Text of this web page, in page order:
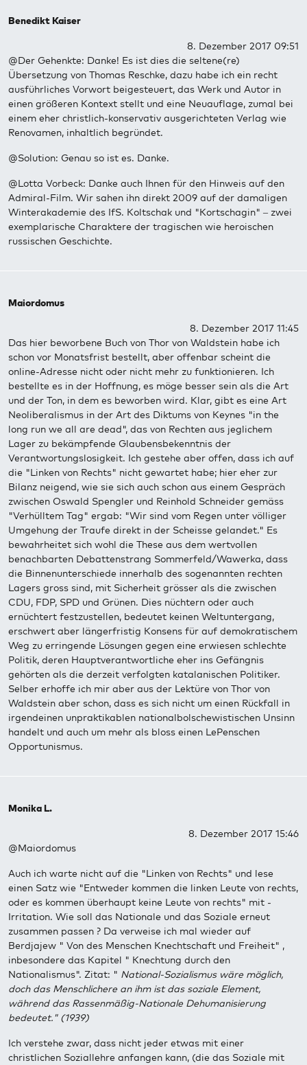
Benedikt Kaiser
8. Dezember 2017 09:51
@Der Gehenkte: Danke! Es ist dies die seltene(re)
Übersetzung von Thomas Reschke, dazu habe ich ein recht
ausführliches Vorwort beigesteuert, das Werk und Autor in
einen größeren Kontext stellt und eine Neuauflage, zumal bei
einem eher christlich-konservativ ausgerichteten Verlag wie
Renovamen, inhaltlich begründet.
@Solution: Genau so ist es. Danke.
@Lotta Vorbeck: Danke auch Ihnen für den Hinweis auf den
Admiral-Film. Wir sahen ihn direkt 2009 auf der damaligen
Winterakademie des IfS. Koltschak und "Kortschagin" – zwei
exemplarische Charaktere der tragischen wie heroischen
russischen Geschichte.
Maiordomus
8. Dezember 2017 11:45
Das hier beworbene Buch von Thor von Waldstein habe ich
schon vor Monatsfrist bestellt, aber offenbar scheint die
online-Adresse nicht oder nicht mehr zu funktionieren. Ich
bestellte es in der Hoffnung, es möge besser sein als die Art
und der Ton, in dem es beworben wird. Klar, gibt es eine Art
Neoliberalismus in der Art des Diktums von Keynes "in the
long run we all are dead", das von Rechten aus jeglichem
Lager zu bekämpfende Glaubensbekenntnis der
Verantwortungslosigkeit. Ich gestehe aber offen, dass ich auf
die "Linken von Rechts" nicht gewartet habe; hier eher zur
Bilanz neigend, wie sie sich auch schon aus einem Gespräch
zwischen Oswald Spengler und Reinhold Schneider gemäss
"Verhülltem Tag" ergab: "Wir sind vom Regen unter völliger
Umgehung der Traufe direkt in der Scheisse gelandet." Es
bewahrheitet sich wohl die These aus dem wertvollen
benachbarten Debattenstrang Sommerfeld/Wawerka, dass
die Binnenunterschiede innerhalb des sogenannten rechten
Lagers gross sind, mit Sicherheit grösser als die zwischen
CDU, FDP, SPD und Grünen. Dies nüchtern oder auch
ernüchtert festzustellen, bedeutet keinen Weltuntergang,
erschwert aber längerfristig Konsens für auf demokratischem
Weg zu erringende Lösungen gegen eine erwiesen schlechte
Politik, deren Hauptverantwortliche eher ins Gefängnis
gehörten als die derzeit verfolgten katalanischen Politiker.
Selber erhoffe ich mir aber aus der Lektüre von Thor von
Waldstein aber schon, dass es sich nicht um einen Rückfall in
irgendeinen unpraktikablen nationalbolschewistischen Unsinn
handelt und auch um mehr als bloss einen LePenschen
Opportunismus.
Monika L.
8. Dezember 2017 15:46
@Maiordomus
Auch ich warte nicht auf die "Linken von Rechts" und lese
einen Satz wie "Entweder kommen die linken Leute von rechts,
oder es kommen überhaupt keine Leute von rechts" mit -
Irritation. Wie soll das Nationale und das Soziale erneut
zusammen passen ? Da verweise ich mal wieder auf
Berdjajew " Von des Menschen Knechtschaft und Freiheit" ,
inbesondere das Kapitel " Knechtung durch den
Nationalismus". Zitat: " National-Sozialismus wäre möglich,
doch das Menschlichere an ihm ist das soziale Element,
während das Rassenmäßig-Nationale Dehumanisierung
bedeutet." (1939)
Ich verstehe zwar, dass nicht jeder etwas mit einer
christlichen Soziallehre anfangen kann, (die das Soziale mit